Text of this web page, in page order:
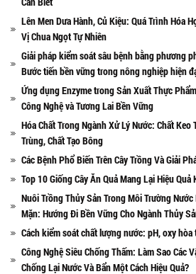
Lên Men Dưa Hành, Củ Kiệu: Quá Trình Hóa
Vị Chua Ngọt Tự Nhiên
Giải pháp kiểm soát sâu bệnh bằng phương
Bước tiến bền vững trong nông nghiệp hiện
Ứng dụng Enzyme trong Sản Xuất Thực
Công Nghệ và Tương Lai Bền Vững
Hóa Chất Trong Ngành Xử Lý Nước: Chất Keo
Trùng, Chất Tạo Bông
Các Bệnh Phổ Biến Trên Cây Trồng Và Giải
Top 10 Giống Cây Ăn Quả Mang Lại Hiệu Quả
Nuôi Trồng Thủy Sản Trong Môi Trường
Mặn: Hướng Đi Bền Vững Cho Ngành Thủy
Cách kiểm soát chất lượng nước: pH, oxy hòa
Công Nghệ Siêu Chống Thấm: Làm Sao Các
Chống Lại Nước Và Bẩn Một Cách Hiệu Quả?